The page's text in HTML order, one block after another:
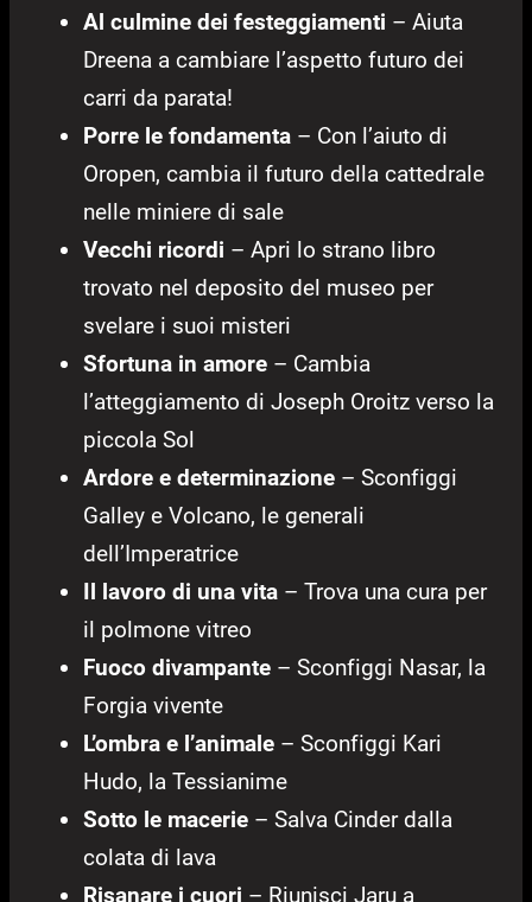
Al culmine dei festeggiamenti – Aiuta
Dreena a cambiare l’aspetto futuro dei
carri da parata!
Porre le fondamenta – Con l’aiuto di
Oropen, cambia il futuro della cattedrale
nelle miniere di sale
Vecchi ricordi – Apri lo strano libro
trovato nel deposito del museo per
svelare i suoi misteri
Sfortuna in amore – Cambia
l’atteggiamento di Joseph Oroitz verso la
piccola Sol
Ardore e determinazione – Sconfiggi
Galley e Volcano, le generali
dell’Imperatrice
Il lavoro di una vita – Trova una cura per
il polmone vitreo
Fuoco divampante – Sconfiggi Nasar, la
Forgia vivente
L’ombra e l’animale – Sconfiggi Kari
Hudo, la Tessianime
Sotto le macerie – Salva Cinder dalla
colata di lava
Risanare i cuori – Riunisci Jaru a